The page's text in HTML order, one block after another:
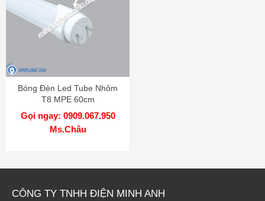
Bóng Đèn Led Tube Nhôm
T8 MPE 60cm
Gọi ngay: 0909.067.950
Ms.Châu
CÔNG TY TNHH ĐIỆN MINH ANH